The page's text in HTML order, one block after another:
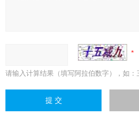
请输入计算结果（填写阿拉伯数字），如：